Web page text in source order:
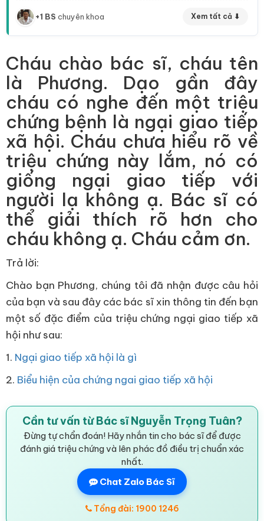
+1 BS chuyên khoa Xem tất cả ⬇
Cháu chào bác sĩ, cháu tên
là Phương. Dạo gần đây
cháu có nghe đến một triệu
chứng bệnh là ngại giao tiếp
xã hội. Cháu chưa hiểu rõ về
triệu chứng này lắm, nó có
giống ngại giao tiếp với
người lạ không ạ. Bác sĩ có
thể giải thích rõ hơn cho
cháu không ạ. Cháu cảm ơn.
Trả lời:
Chào bạn Phương, chúng tôi đã nhận được câu hỏi
của bạn và sau đây các bác sĩ xin thông tin đến bạn
một số đặc điểm của triệu chứng ngại giao tiếp xã
hội như sau:
1. Ngại giao tiếp xã hội là gì
2. Biểu hiện của chứng ngai giao tiếp xã hội
Cần tư vấn từ Bác sĩ Nguyễn Trọng Tuân?
Đừng tự chẩn đoán! Hãy nhắn tin cho bác sĩ để được
đánh giá triệu chứng và lên phác đồ điều trị chuẩn xác
nhất.
Chat Zalo Bác Sĩ
Tổng đài: 1900 1246